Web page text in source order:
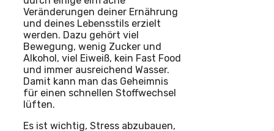
Veränderungen deiner Ernährung
und deines Lebensstils erzielt
werden. Dazu gehört viel
Bewegung, wenig Zucker und
Alkohol, viel Eiweiß, kein Fast Food
und immer ausreichend Wasser.
Damit kann man das Geheimnis
für einen schnellen Stoffwechsel
lüften.
Es ist wichtig, Stress abzubauen,